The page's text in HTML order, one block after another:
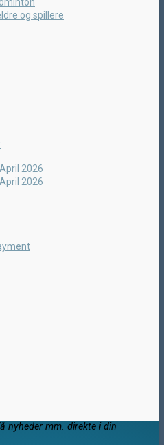
og spillere
2026
2026
nyheder mm. direkte i din